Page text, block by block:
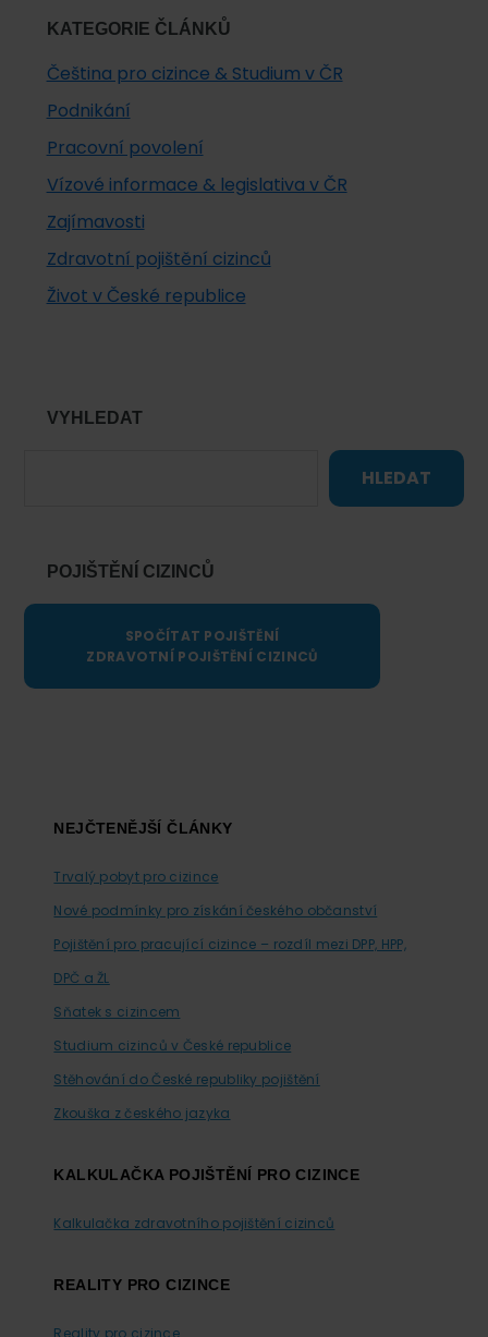
KATEGORIE ČLÁNKŮ
Čeština pro cizince & Studium v ČR
Podnikání
Pracovní povolení
Vízové informace & legislativa v ČR
Zajímavosti
Zdravotní pojištění cizinců
Život v České republice
VYHLEDAT
HLEDAT
POJIŠTĚNÍ CIZINCŮ
SPOČÍTAT POJIŠTĚNÍ
ZDRAVOTNÍ POJIŠTĚNÍ CIZINCŮ
FooterNEJČTENĚJŠÍ ČLÁNKY
Trvalý pobyt pro cizince
Nové podmínky pro získání českého občanství
Pojištění pro pracující cizince – rozdíl mezi DPP, HPP,
DPČ a ŽL
Sňatek s cizincem
Studium cizinců v České republice
Stěhování do České republiky pojištění
Zkouška z českého jazyka
KALKULAČKA POJIŠTĚNÍ PRO CIZINCE
Kalkulačka zdravotního pojištění cizinců
REALITY PRO CIZINCE
Reality pro cizince